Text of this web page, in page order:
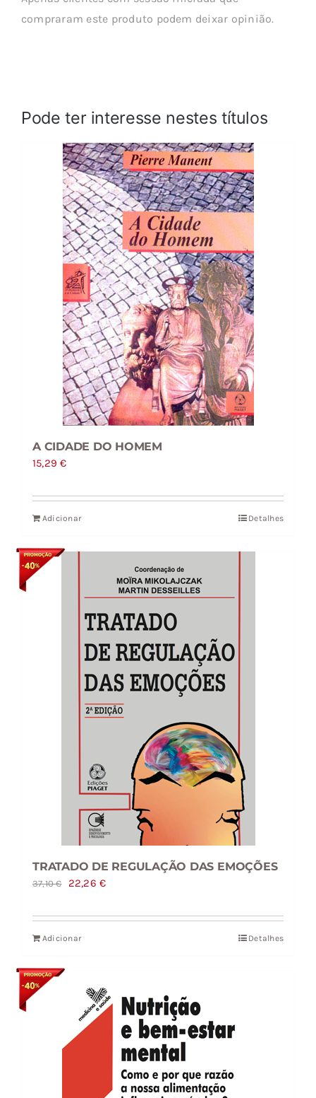
compraram este produto podem deixar opinião.
Pode ter interesse nestes títulos
A CIDADE DO HOMEM
15,29€
Adicionar Detalhes
TRATADO DE REGULAÇÃO DAS EMOÇÕES
37,10€
O
original
era:
22,26€O
atual
Adicionar Detalhes